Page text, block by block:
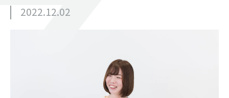
2022.12.02